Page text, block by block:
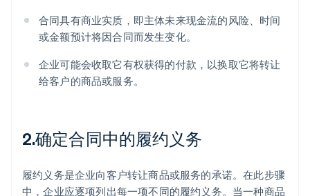
合同具有商业实质，即主体未来现金流的风险、时间
或金额预计将因合同而发生变化。
企业可能会收取它有权获得的付款，以换取它将转让
给客户的商品或服务。
2.确定合同中的履约义务
履约义务是企业向客户转让商品或服务的承诺。在此步骤
中，企业应逐项列出每一项不同的履约义务。当一种商品